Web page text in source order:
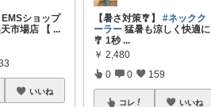
EMSショップ
市場店 【 ...
いいね
【暑さ対策🎐】#ネックク
ーラー 猛暑も涼しく快適に
🎐 1秒 ...
￥ 2,480
0 0 159
コレ いいね